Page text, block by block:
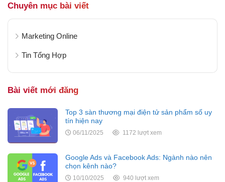
Chuyên mục bài viết
Marketing Online
Tin Tổng Hợp
Bài viết mới đăng
Top 3 sàn thương mại điện tử sản phẩm số uy
tín hiện nay
06/11/2025 1172 lượt xem
Google Ads và Facebook Ads: Ngành nào nên
chọn kênh nào?
10/10/2025 940 lượt xem